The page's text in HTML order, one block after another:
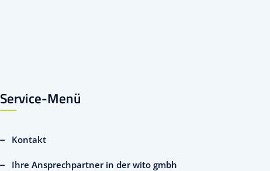
Service-Menü
Kontakt
Ihre Ansprechpartner in der wito gmbh